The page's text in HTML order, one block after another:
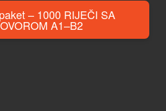
– 1000 RIJEČI SA
IZGOVOROM A1–B2